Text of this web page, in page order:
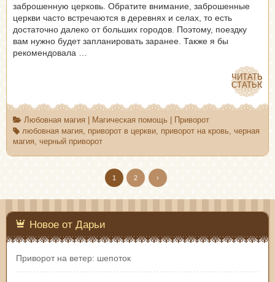
заброшенную церковь. Обратите внимание, заброшенные
церкви часто встречаются в деревнях и селах, то есть
достаточно далеко от больших городов. Поэтому, поездку
вам нужно будет запланировать заранее. Также я бы
рекомендовала …
ЧИТАТЬ
СТАТЬЮ
ЧИТАТЬ
СТАТЬЮ
Любовная магия Магическая помощь
Приворот
любовная магия, приворот в церкви, приворот на кровь, черная
магия, черный приворот
1 2 ›
Новое от Дарьи
Приворот на ветер: шепоток